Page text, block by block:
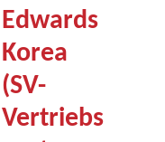
Edwards
Korea
(SV-
Vertriebs